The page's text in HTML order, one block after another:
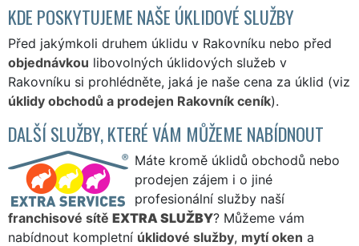
KDE POSKYTUJEME NAŠE ÚKLIDOVÉ SLUŽBY
Před jakýmkoli druhem úklidu v Rakovníku nebo před
objednávkou libovolných úklidových služeb v
Rakovníku si prohlédněte, jaká je naše cena za úklid (viz
úklidy obchodů a prodejen Rakovník ceník).
DALŠÍ SLUŽBY, KTERÉ VÁM MŮŽEME NABÍDNOUT
Máte kromě úklidů obchodů nebo
prodejen zájem i o jiné
profesionální služby naší
franchisové sítě EXTRA SLUŽBY? Můžeme vám
nabídnout kompletní úklidové služby, mytí oken a